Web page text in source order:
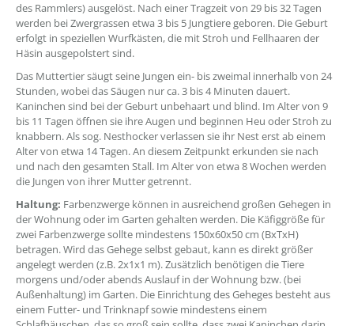
des Rammlers) ausgelöst. Nach einer Tragzeit von 29 bis 32 Tagen
werden bei Zwergrassen etwa 3 bis 5 Jungtiere geboren. Die Geburt
erfolgt in speziellen Wurfkästen, die mit Stroh und Fellhaaren der
Häsin ausgepolstert sind.
Das Muttertier säugt seine Jungen ein- bis zweimal innerhalb von 24
Stunden, wobei das Säugen nur ca. 3 bis 4 Minuten dauert.
Kaninchen sind bei der Geburt unbehaart und blind. Im Alter von 9
bis 11 Tagen öffnen sie ihre Augen und beginnen Heu oder Stroh zu
knabbern. Als sog. Nesthocker verlassen sie ihr Nest erst ab einem
Alter von etwa 14 Tagen. An diesem Zeitpunkt erkunden sie nach
und nach den gesamten Stall. Im Alter von etwa 8 Wochen werden
die Jungen von ihrer Mutter getrennt.
Haltung: Farbenzwerge können in ausreichend großen Gehegen in
der Wohnung oder im Garten gehalten werden. Die Käfiggröße für
zwei Farbenzwerge sollte mindestens 150x60x50 cm (BxTxH)
betragen. Wird das Gehege selbst gebaut, kann es direkt größer
angelegt werden (z.B. 2x1x1 m). Zusätzlich benötigen die Tiere
morgens und/oder abends Auslauf in der Wohnung bzw. (bei
Außenhaltung) im Garten. Die Einrichtung des Geheges besteht aus
einem Futter- und Trinknapf sowie mindestens einem